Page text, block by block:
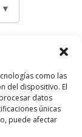
como las
del dispositivo. El
datos
únicas
puede afectar